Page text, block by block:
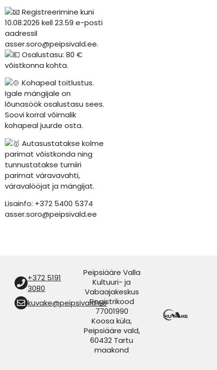
Registreerimine kuni
10.08.2026 kell 23.59 e-posti
aadressil
asser.soro@peipsivald.ee.
Osalustasu: 80 €
võistkonna kohta.
Kohapeal toitlustus.
Igale mängijale on
lõunasöök osalustasu sees.
Soovi korral võimalik
kohapeal juurde osta.
Autasustatakse kolme
parimat võistkonda ning
tunnustatakse turniiri
parimat väravavahti,
väravalööjat ja mängijat.
Lisainfo: +372 5400 5374
asser.soro@peipsivald.ee
+372 5191
3080
kuvake@peipsivald.ee
Peipsiääre Valla
Kultuuri- ja
Vabaajakeskus
Registrikood
77001990
Koosa küla,
Peipsiääre vald,
60432 Tartu
maakond